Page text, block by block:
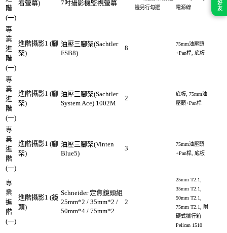
階
(一)
看螢幕) 7吋攝影機監視螢幕
邊另行勾選
電源線
專
業
進
階
(一)
進階攝影1 (腳
架)
油壓三腳架(Sachtler
FSB8)
8
75mm油壓頭
+Pan桿, 底板
專
業
進
階
(一)
進階攝影1 (腳
架)
油壓三腳架(Sachtler
System Ace) 1002M
2
底板, 75mm油
壓頭+Pan桿
專
業
進
階
(一)
進階攝影1 (腳
架)
油壓三腳架(Vinten
Blue5)
3
75mm油壓頭
+Pan桿, 底板
專
業
進
階
(一)
進階攝影1 (鏡
頭)
Schneider 定焦鏡頭組
25mm*2 / 35mm*2 /
50mm*4 / 75mm*2
2
25mm T2.1,
35mm T2.1,
50mm T2.1,
75mm T2.1, 附
硬式攜行箱
Pelican 1510